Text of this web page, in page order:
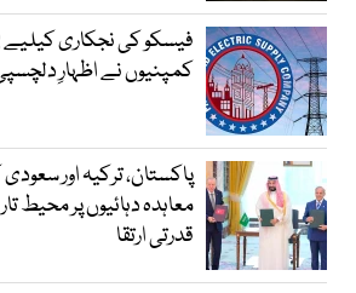
کمپنیوں نے اظہارِ
پاکستان، ترکیہ اور
معاہدہ دہائیوں پر محیط
قدرتی ارتقا